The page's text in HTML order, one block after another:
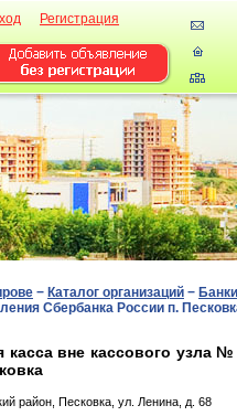
Регистрация
− Каталог организаций − Банки
Сбербанка России п.
касса вне кассового узла
район, Песковка, ул. Лeнинa, д. 68